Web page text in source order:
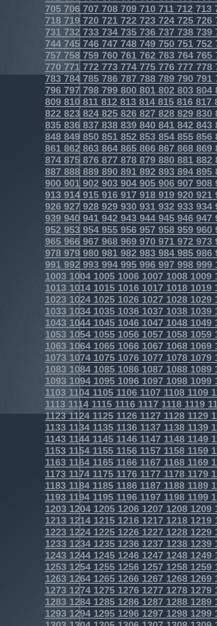
705706 707708709710711712713
718719 720721722723724725726
731732 733734735736737738739
744745746747748749750751752
757 758 759760761762763764765
770 771772773774775776777778
783784785786787788789790791
796797 798799800801802803804
809810 811812813814815816817
822823 824825826827828829830
835836 837838839840841842843
848849 850851852853854855856
861862 863864865866867868869
874875 876877878879880881882
887888 889890891892893894895
900901902903904905906907908
913914915916917918919920921
926927 928929930931932933934
939940 941942943944945946947
952953 954955956957958959960
965966 967968969970971972973
978979 980981982983984985986
991992 993994995996997998999
1003100410051006100710081009
1013101410151016101710181019
1023102410251026102710281029
1033103410351036103710381039
1043104410451046104710481049
1053105410551056105710581059
1063106410651066106710681069
1073107410751076107710781079
1083108410851086108710881089
1093109410951096109710981099
1103110411051106110711081109
1113111411151116111711181119
1123112411251126112711281129
1133113411351136113711381139
1143114411451146114711481149
1153115411551156115711581159
1163116411651166116711681169
1173117411751176117711781179
1183118411851186118711881189
1193119411951196119711981199
1203120412051206120712081209
1213121412151216121712181219
1223122412251226122712281229
1233123412351236123712381239
1243124412451246124712481249
1253125412551256125712581259
1263126412651266126712681269
1273127412751276127712781279
1283128412851286128712881289
1293129412951296129712981299